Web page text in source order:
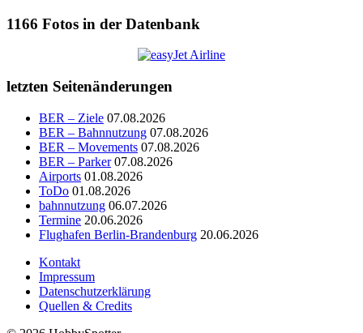
1166 Fotos in der Datenbank
letzten Seitenänderungen
BER – Ziele 07.08.2026
BER – Bahnnutzung 07.08.2026
BER – Movements 07.08.2026
BER – Parker 07.08.2026
Airports 01.08.2026
ToDo 01.08.2026
bahnnutzung 06.07.2026
Termine 20.06.2026
Flughafen Berlin-Brandenburg 20.06.2026
Kontakt
Impressum
Datenschutzerklärung
Quellen & Credits